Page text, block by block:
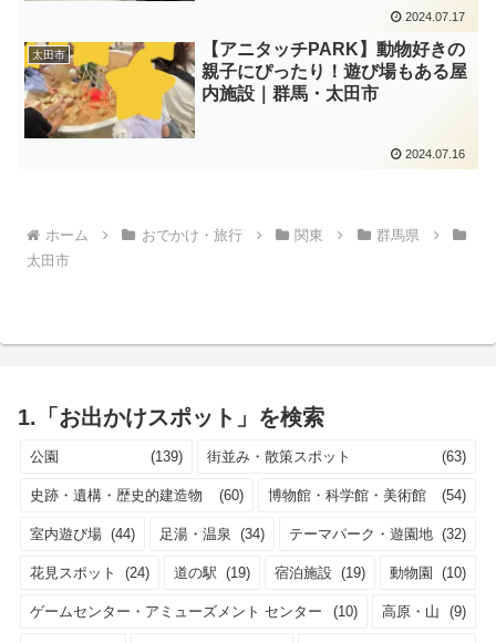
2024.07.17
太田市
【アニタッチPARK】動物好きの
親子にぴったり！遊び場もある屋
内施設｜群馬・太田市
2024.07.16
ホーム おでかけ・旅行 関東
群馬県
太田市
1.「お出かけスポット」を検索
公園 (139) 街並み・散策スポット (63)
史跡・遺構・歴史的建造物 (60) 博物館・科学館・美術館 (54)
室内遊び場 (44) 足湯・温泉 (34) テーマパーク・遊園地 (32)
花見スポット (24) 道の駅 (19) 宿泊施設 (19) 動物園 (10)
ゲームセンター・アミューズメント センター (10) 高原・山 (9)